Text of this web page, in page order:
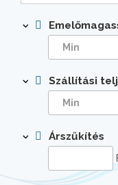
Szállítási
Árszűkítés